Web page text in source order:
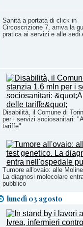
Sanità a portata di click in
Circoscrizione 7, arriva la
pratica ai servizi e alle sedi
Disabilità, il Comune di
per i servizi sociosanitari:
tariffe"
Tumore all'ovaio: alle
La diagnosi molecolare
pubblico
lunedì 03 agosto